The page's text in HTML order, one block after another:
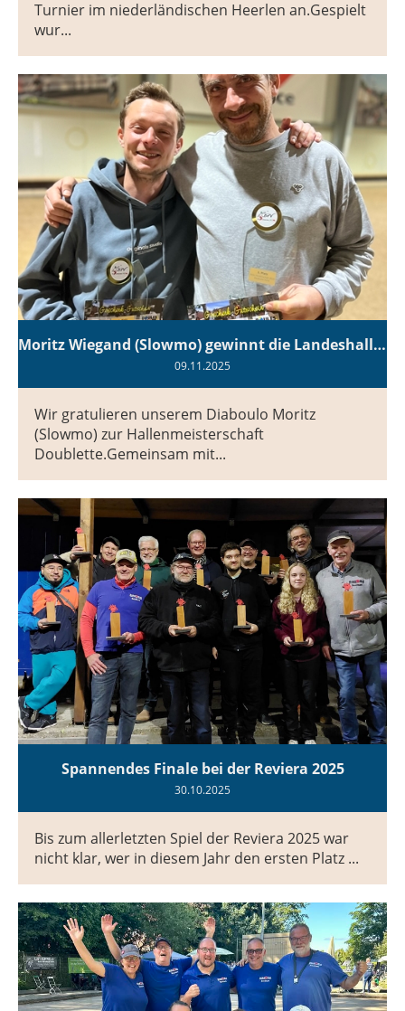
Turnier im niederländischen Heerlen an.Gespielt
wur...
Moritz Wiegand (Slowmo) gewinnt die Landeshallenmeisterschaft Doublette 2025/2026
09.11.2025
Wir gratulieren unserem Diaboulo Moritz
(Slowmo) zur Hallenmeisterschaft
Doublette.Gemeinsam mit...
Spannendes Finale bei der Reviera 2025
30.10.2025
Bis zum allerletzten Spiel der Reviera 2025 war
nicht klar, wer in diesem Jahr den ersten Platz ...